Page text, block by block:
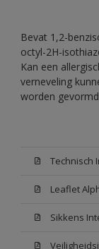
Bevat 1,2-
octyl-2H-
Kan een
verneveling
worden
Leaflet